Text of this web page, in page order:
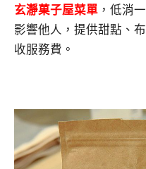
玄瀞菓子屋菜單 ，低消
影響他人，提供甜點、
收服務費。